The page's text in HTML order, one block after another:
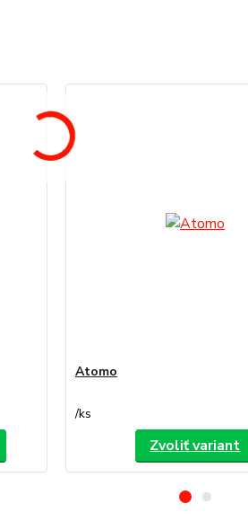
Atomo
/ks
Zvoliť variant